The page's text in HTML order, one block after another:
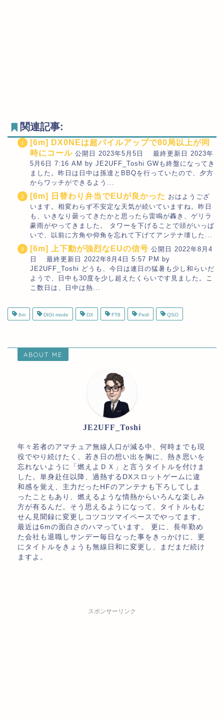
関連記事:
[6m] DX0NEは超パイルアップで80局以上が同
時にコール 公開日 2023年5月5日 最終更新日 2023年
5月6日 7:16 AM by JE2UFF_Toshi GWも終盤になってき
ました。昨日は日中は孫達とBBQを行っていたので、夕方
からワッチができるよう...
[6m] 日替わり弁当でEUが良かった おはようござ
います。相変わらず不安定な天気が続いていますね。昨日
も、いきなり曇ってきたかと思ったら雷鳴が轟き、ゲリラ
豪雨がやってきました。 タワーを下げることで頭がいっぱ
いで、以前に方角や仰角を忘れて下げてアンテナ壊した...
[6m] 上下動が強烈なEUの信号 公開日 2022年8月4
日 最終更新日 2022年8月4日 5:57 PM by
JE2UFF_Toshi どうも、今日は連日の猛暑も少し和らいだ
ようで、日中も30度を少し超えたくらいです見ました。こ
こ数日は、日中は熱...
6m DIGI mode DX FT8 Pedi QSO
ABOUT ME
JE2UFF_Toshi
年々若者のアマチュア無線人口が減る中、何時までも現
役でやり続けたく、若き日の想い出を胸に、熱き思いを
忘れないように「燃えよＤＸ」と言うタイトルを付けま
した。単身赴任以降、過熱するDXスロットゲームに違
和感を覚え、主力だったHFのアンテナも下ろしてしま
ったこともあり、燃えるような情熱からいろんな楽しみ
方が有るんだ。そう思えるようになって、タイトルもむ
せん見聞録に変更しコツコツマイペースでやってます。
最近は6mの面白さのハマっています。 更に、長年勤め
た会社も退職しサンデー毎日なった事をきっかけに、更
にタイトルをきょうも無線日和に変更し、まだまだ続け
ますよ。
スポンサーリンク